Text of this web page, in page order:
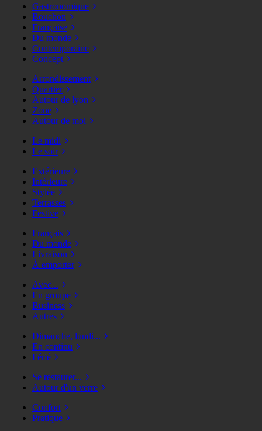
Gastronomique
Bouchon
Française
Du monde
Contemporaine
Concept
Arrondissement
Quartier
Autour de lyon
Zone
Autour de moi
Le midi
Le soir
Extérieure
Intérieure
Stylée
Terrasses
Festive
Français
Du monde
Livraison
À emporter
Avec...
En groupe
Business
Autres
Dimanche, lundi...
En continu
Férié
Se restaurer...
Autour d'un verre
Confort
Pratique